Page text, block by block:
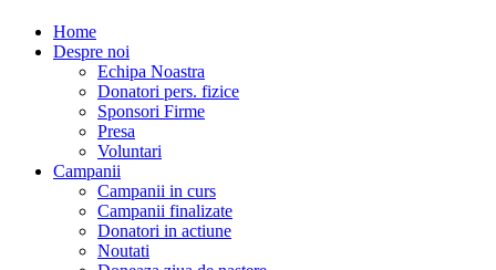
Home
Despre noi
Echipa Noastra
Donatori pers. fizice
Sponsori Firme
Presa
Voluntari
Campanii
Campanii in curs
Campanii finalizate
Donatori in actiune
Noutati